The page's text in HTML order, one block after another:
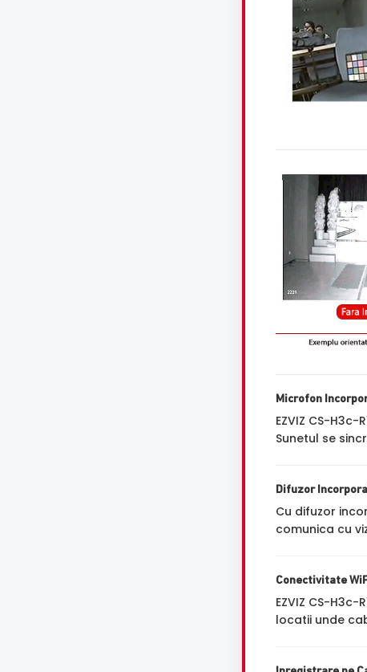
Microfon
EZVIZ CS-H3c-
Sunetul se
Difuzor
Cu difuzor
comunica cu
Conectivitate
EZVIZ CS-
locatii unde